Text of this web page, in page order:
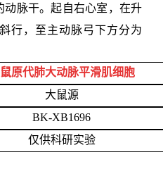
动脉干。起自右心室，在升
行，至主动脉弓下方分为
原代肺大动脉平滑肌细胞
大鼠源
BK-XB1696
仅供科研实验